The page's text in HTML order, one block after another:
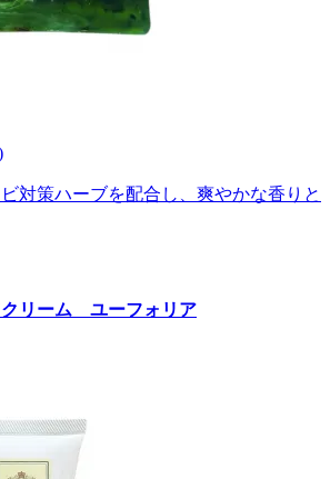
対策ハーブを配合し、爽やかな香りと
クリーム ユーフォリア